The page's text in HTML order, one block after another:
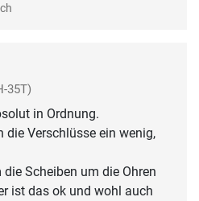
35T)
in Ordnung.
die Verschlüsse ein wenig,
Scheiben um die Ohren
ist das ok und wohl auch